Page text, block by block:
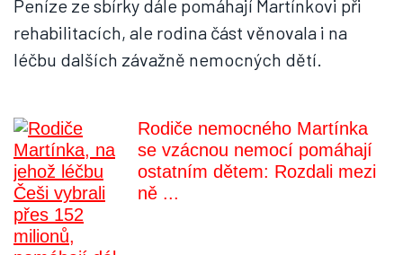
Peníze ze sbírky dále pomáhají Martínkovi při
rehabilitacích, ale rodina část věnovala i na
léčbu dalších závažně nemocných dětí.
Rodiče nemocného Martínka
se vzácnou nemocí pomáhají
ostatním dětem: Rozdali mezi
ně ...